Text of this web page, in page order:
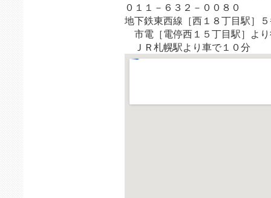
０１１－６３２－００８０
地下鉄東西線［西１８丁目駅］
市電［電停西１５丁目駅］よ
ＪＲ札幌駅より車で１０分